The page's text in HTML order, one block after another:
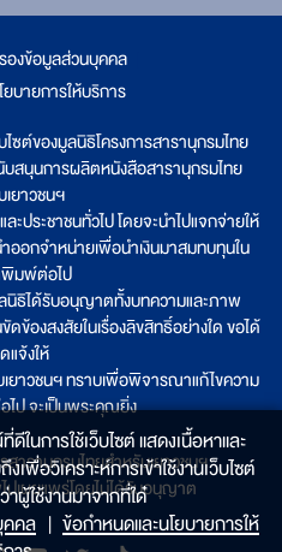
องข้อมูลส่วนบุคคล
บายการให้บริการ
ซต์ของมูลนิธิโครงการสารานุกรมไทย
บสนุนการผลิตหนังสือสารานุกรมไทย
ยาวชนฯ
ะประชาชนทั่วไป โดยจะนำไปแจกจ่ายให้
ำออกจำหน่ายเพื่อนำเงินมาสมทบทุนใน
มพ์ต่อไป
นิธิได้รับอนุญาตทั้งบทความและภาพ
ข้องสงสัยในเรื่องลิขสิทธิ์อย่างใด ขอได้
แจ้งให้
ยาวชนฯ ทราบเพื่อพิจารณาแก้ไขความ
ป จะเป็นพระคุณยิ่ง
ารานุกรมไทยสำหรับเยาวชนฯ
เผยแพร่โดยไม่ได้รับอนุญาต
ในการใช้เว็บไซต์ แสดงเนื้อหาและ
พื่อวิเคราะห์การเข้าใช้งานเว็บไซต์
าผู้ใช้งานมาจากที่ใด๋
คล | ข้อกำหนดและนโยบายการให้